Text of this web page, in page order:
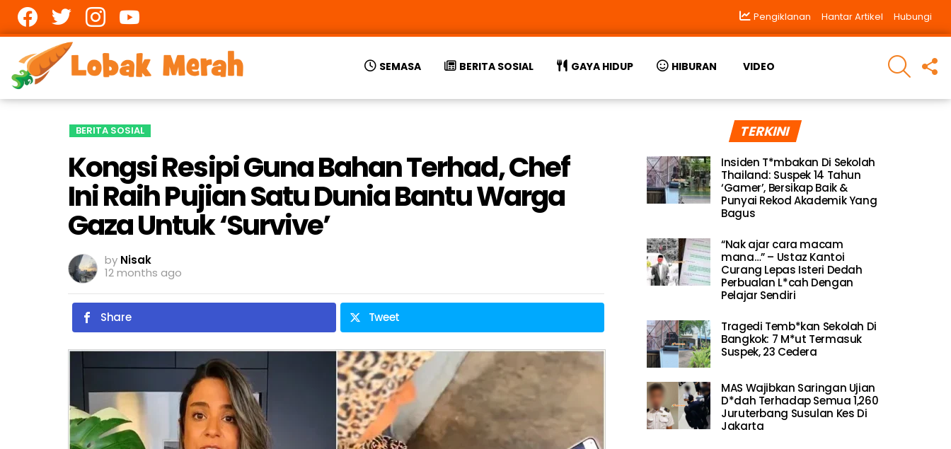
Pengiklanan Hantar Artikel Hubungi
SEMASA BERITA SOSIAL GAYA HIDUP HIBURAN VIDEO
SEARCH
BERITA SOSIAL
Kongsi Resipi Guna Bahan Terhad, Chef
Ini Raih Pujian Satu Dunia Bantu Warga
Gaza Untuk ‘Survive’
by Nisak
12 months ago
Share Tweet
TERKINI
Insiden T*mbakan Di Sekolah
Thailand: Suspek 14 Tahun
‘Gamer’, Bersikap Baik &
Punyai Rekod Akademik Yang
Bagus
“Nak ajar cara macam
mana…” – Ustaz Kantoi
Curang Lepas Isteri Dedah
Perbualan L*cah Dengan
Pelajar Sendiri
Tragedi Temb*kan Sekolah Di
Bangkok: 7 M*ut Termasuk
Suspek, 23 Cedera
MAS Wajibkan Saringan Ujian
D*dah Terhadap Semua 1,260
Juruterbang Susulan Kes Di
Jakarta